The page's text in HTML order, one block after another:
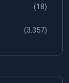
(18)
(3.357)